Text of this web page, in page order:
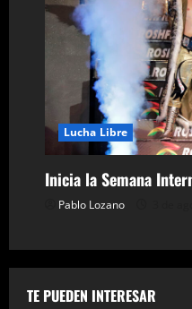
Lucha Libre
Inicia la Semana
Pablo Lozano
TE PUEDEN INTERESAR